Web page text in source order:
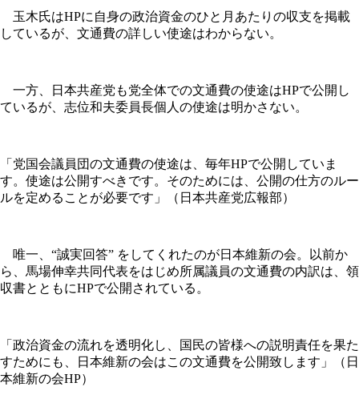
玉木氏はHPに自身の政治資金のひと月あたりの収支を掲載
しているが、文通費の詳しい使途はわからない。
一方、日本共産党も党全体での文通費の使途はHPで公開し
ているが、志位和夫委員長個人の使途は明かさない。
「党国会議員団の文通費の使途は、毎年HPで公開していま
す。使途は公開すべきです。そのためには、公開の仕方のルー
ルを定めることが必要です」（日本共産党広報部）
唯一、“誠実回答” をしてくれたのが日本維新の会。以前か
ら、馬場伸幸共同代表をはじめ所属議員の文通費の内訳は、領
収書とともにHPで公開されている。
「政治資金の流れを透明化し、国民の皆様への説明責任を果た
すためにも、日本維新の会はこの文通費を公開致します」（日
本維新の会HP）